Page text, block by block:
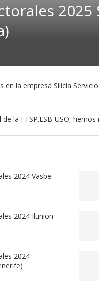
2025
en la empresa Silicia
la FTSP.LSB-USO,
2024 Vasbe
2024 Ilunion
2024